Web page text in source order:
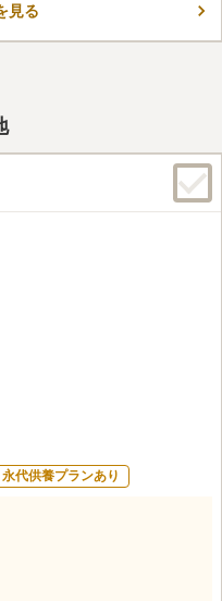
り口から墓地はスロープでつな
どがあり、お墓参りの帰りに
見る
永代供養プランあり